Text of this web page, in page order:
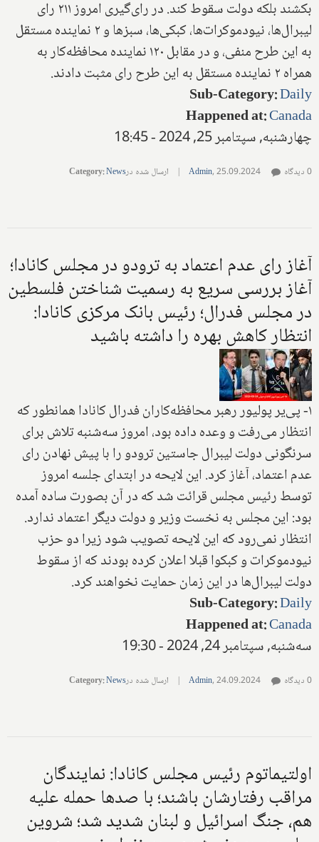
بکشند بلکه دولت سقوط کند. در رای‌گیری امروز ۲۱۱ رای
لیبرال‌ها، نیودموکرات‌ها، کبکی‌ها، سبزها و ۲ نماینده مستقل
به این طرح منفی، و در مقابل ۱۲۰ نماینده محافظه‌کار به
همراه ۲ نماینده مستقل به این طرح رای مثبت دادند.
Sub-Category:Daily
Happened at:Canada
چهارشنبه, سپتامبر 25, 2024 - 18:45
Admin,25.09.2024
| ارسال شده در Category:News 0 دیدگاه
آغاز رای عدم اعتماد به ترودو در مجلس کانادا؛
آغاز بررسی سریع به رسمیت شناختن فلسطین
در مجلس فدرال؛ رئیس بانک مرکزی کانادا:
انتظار کاهش بهره را داشته باشید
۱- پی‌یر پولیور رهبر محافظه‌کاران فدرال کانادا همانطور که
انتظار می‌رفت و وعده داده بود، امروز سه‌شنبه تلاش برای
سرنگونی دولت لیبرال جاستین ترودو را با پیش نهادن رای
عدم اعتماد، آغاز کرد. این لایحه در ابتدای جلسه امروز
توسط رئیس مجلس قرائت شد که در آن بصورت ساده آمده
بود: این مجلس به نخست وزیر و دولت دیگر اعتماد ندارد.
انتظار نمی‌رود که این لایحه تصویب شود زیرا دو حزب
نیودموکرات و کبکوا قبلا اعلان کرده بودند که از سقوط
دولت لیبرال‌ها در این زمان حمایت نخواهند کرد.
Sub-Category:Daily
Happened at:Canada
سه‌شنبه, سپتامبر 24, 2024 - 19:30
Admin,24.09.2024
| ارسال شده در Category:News 0 دیدگاه
اولتیماتوم رئیس مجلس کانادا: نمایندگان
مراقب رفتارشان باشند؛ با صدها حمله علیه
هم، جنگ اسرائیل و لبنان شدید شد؛ شروین